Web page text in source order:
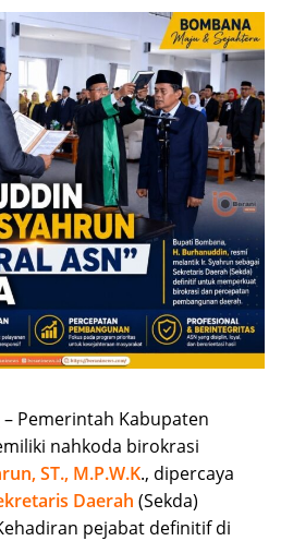
– Pemerintah Kabupaten
nahkoda birokrasi
ST., M.P.W.K., dipercaya
Daerah (Sekda)
pejabat definitif di